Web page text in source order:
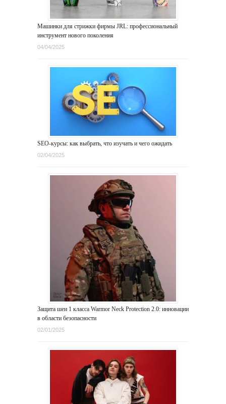
Машинки для стрижки фирмы JRL: профессиональный
инструмент нового поколения
04/04/2025
SEO-курсы: как выбрать, что изучать и чего ожидать
02/04/2025
Защита шеи 1 класса Warmor Neck Protection 2.0: инновации
в области безопасности
02/01/2025